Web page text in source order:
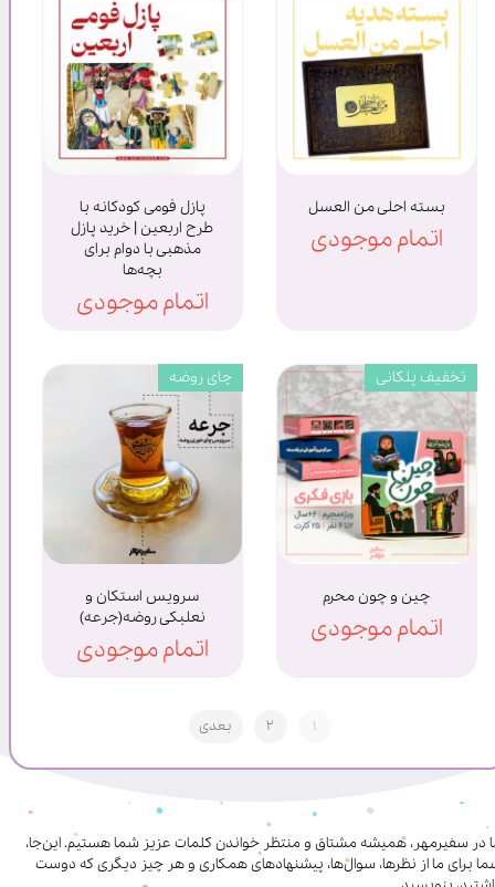
بسته احلی من العسل
اتمام موجودی
پازل فومی کودکانه با
طرح اربعین | خرید پازل
مذهبی با دوام برای
بچه‌ها
اتمام موجودی
چین و چون محرم
اتمام موجودی
تخفیف پلکانی
سرویس استکان و
نعلبکی روضه(جرعه)
اتمام موجودی
چای روضه
۱ ۲ بعدی
در سفیرمهر، همیشه مشتاق و منتظر خواندن کلمات عزیز شما هستیم. این‌جا،
برای ما از نظرها، سوال‌ها، پیشنهادهای همکاری‌ و هر چیز دیگری که دوست